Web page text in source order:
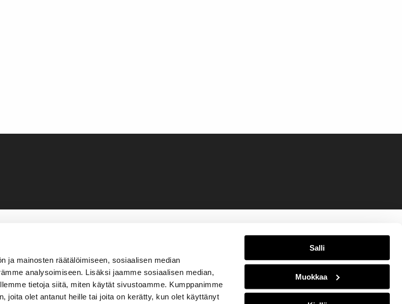
ja mainosten räätälöimiseen, sosiaalisen median
analysoimiseen. Lisäksi jaamme sosiaalisen median,
tietoja siitä, miten käytät sivustoamme. Kumppanimme
joita olet antanut heille tai joita on kerätty, kun olet käyttänyt
Salli
Muokkaa